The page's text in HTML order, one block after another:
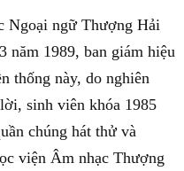
Ngoại ngữ Thượng Hải
năm 1989, ban giám hiệu
thống này, do nghiên
sinh viên khóa 1985
chúng hát thử và
viện Âm nhạc Thượng